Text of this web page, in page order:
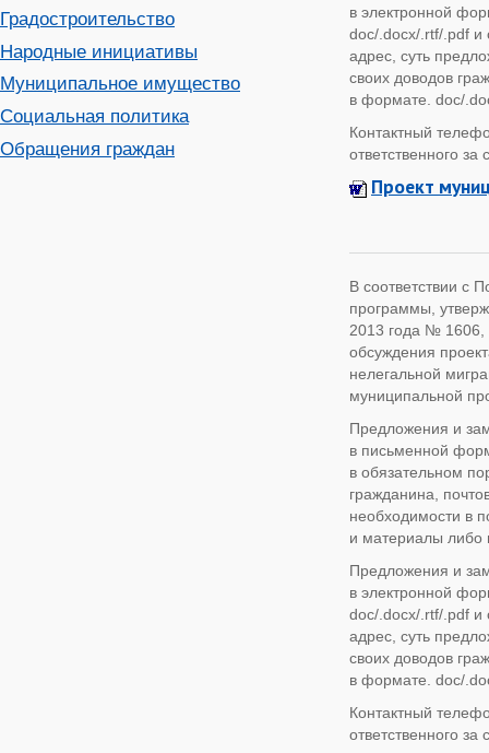
Градостроительство
Народные инициативы
Муниципальное имущество
Социальная политика
Обращения граждан
в электронной
doc/.docx/.rtf/.pdf и
адрес, суть
своих доводов
в формате. doc/
Контактный
ответственного
Проект
В соответствии с
программы,
2013 года № 1606,
обсуждения
нелегальной
муниципальной
Предложения и
в письменной
в обязательном
гражданина,
необходимости в
и материалы либо
Предложения и
в электронной
doc/.docx/.rtf/.pdf и
адрес, суть
своих доводов
в формате. doc/
Контактный
ответственного